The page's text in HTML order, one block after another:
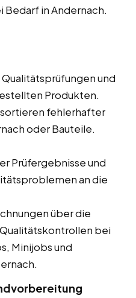
in Andernach.
und
Produkten.
fehlerhafter
oder Bauteile.
Prüfergebnisse und
an die
über die
bei
Minijobs und